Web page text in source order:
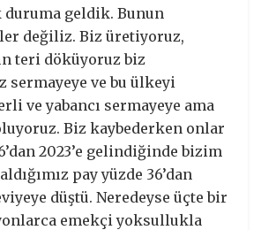
duruma geldik. Bunun
değiliz. Biz üretiyoruz,
teri döküyoruz biz
sermayeye ve bu ülkeyi
ve yabancı sermayeye ama
Biz kaybederken onlar
2023’e gelindiğinde bizim
pay yüzde 36’dan
düştü. Neredeyse üçte bir
emekçi yoksullukla